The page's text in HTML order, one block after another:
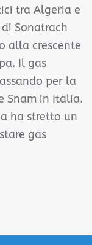
tra Algeria e
Sonatrach
alla crescente
Il gas
per la
Snam in Italia.
ha stretto un
gas